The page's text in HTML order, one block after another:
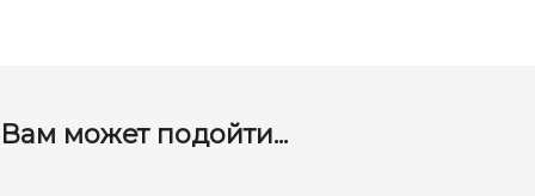
Вам может подойти...